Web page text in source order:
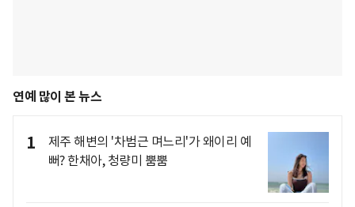
연예 많이 본 뉴스
1
제주 해변의 '차범근 며느리'가 왜이리 예
뻐? 한채아, 청량미 뿜뿜